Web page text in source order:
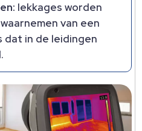
lekkages worden
van een
dat in de leidingen